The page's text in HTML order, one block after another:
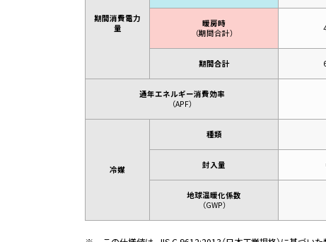
期間消費電力
量
暖房時
（期間合計）
期間合計
通年エネルギー消費効率
（APF）
冷媒
種類
封入量
地球温暖化係数
（GWP）